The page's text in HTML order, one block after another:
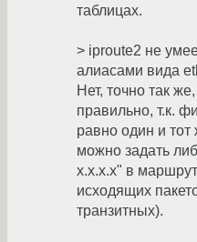
таблицах.
> iproute2 не
алиасами вида
Нет, точно так
правильно, т.к.
равно один и
можно задать
x.x.x.x" в
исходящих
транзитных).